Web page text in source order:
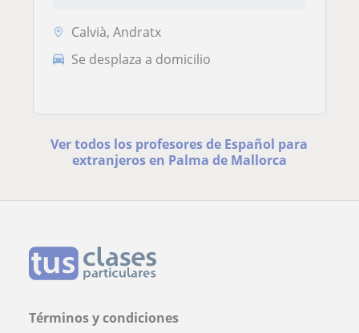
Calvià, Andratx
Se desplaza a domicilio
Ver todos los profesores de Español para
extranjeros en Palma de Mallorca
Términos y condiciones